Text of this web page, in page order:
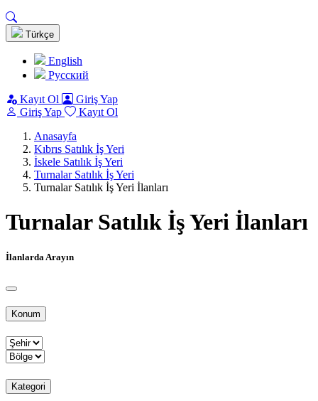
Türkçe
English
Pусский
Kayıt Ol
Giriş Yap
Giriş Yap
Kayıt Ol
Anasayfa
Kıbrıs Satılık İş Yeri
İskele Satılık İş Yeri
Turnalar Satılık İş Yeri
Turnalar Satılık İş Yeri İlanları
Turnalar Satılık İş Yeri İlanları
İlanlarda Arayın
Konum
Kategori